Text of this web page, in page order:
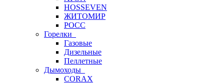
HOSSEVEN
ЖИТОМИР
РОСС
Горелки
Газовые
Дизельные
Пеллетные
Дымоходы
CORAX